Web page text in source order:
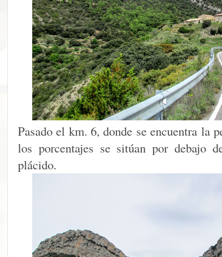
Pasado el km. 6, donde se encuentra la
los porcentajes se sitúan por debajo
plácido.